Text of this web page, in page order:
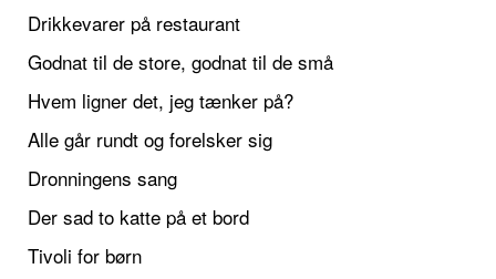
Drikkevarer på restaurant
Godnat til de store, godnat til de små
Hvem ligner det, jeg tænker på?
Alle går rundt og forelsker sig
Dronningens sang
Der sad to katte på et bord
Tivoli for børn